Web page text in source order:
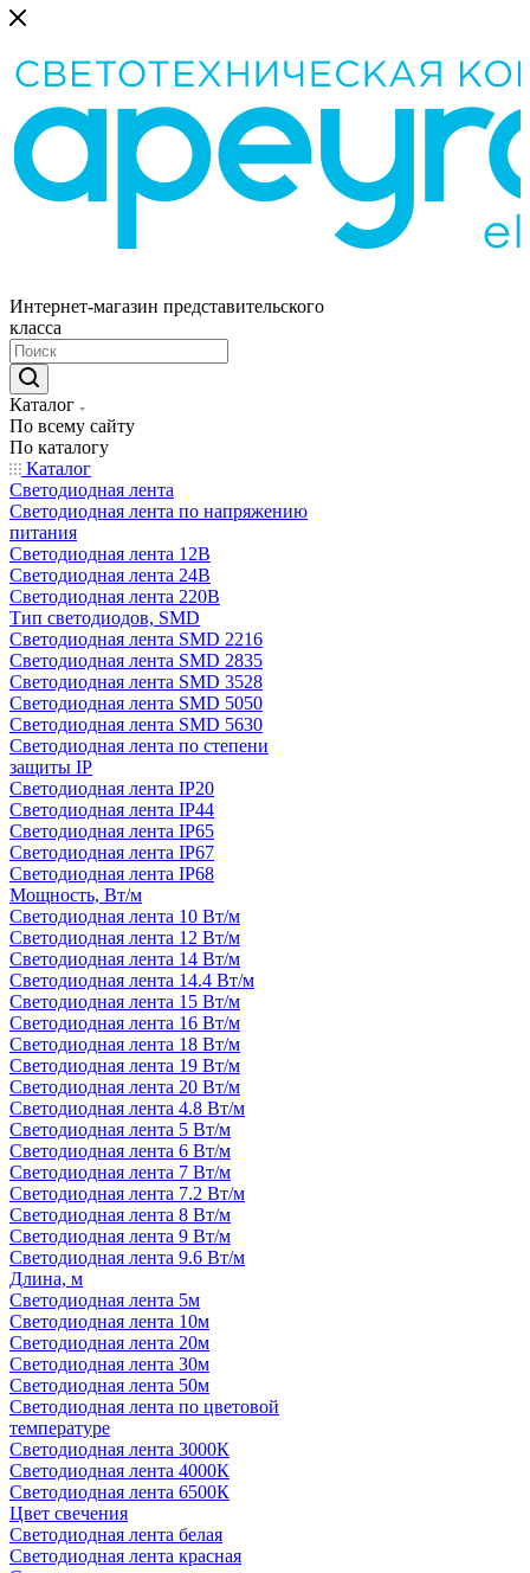
Интернет-магазин представительского
класса
Каталог
По всему сайту
По каталогу
Каталог
Светодиодная лента
Светодиодная лента по напряжению
питания
Светодиодная лента 12В
Светодиодная лента 24В
Светодиодная лента 220В
Тип светодиодов, SMD
Cветодиодная лента SMD 2216
Светодиодная лента SMD 2835
Светодиодная лента SMD 3528
Светодиодная лента SMD 5050
Светодиодная лента SMD 5630
Светодиодная лента по степени
защиты IP
Светодиодная лента IP20
Светодиодная лента IP44
Светодиодная лента IP65
Светодиодная лента IP67
Светодиодная лента IP68
Мощность, Вт/м
Светодиодная лента 10 Вт/м
Светодиодная лента 12 Вт/м
Светодиодная лента 14 Вт/м
Светодиодная лента 14.4 Вт/м
Светодиодная лента 15 Вт/м
Светодиодная лента 16 Вт/м
Светодиодная лента 18 Вт/м
Светодиодная лента 19 Вт/м
Светодиодная лента 20 Вт/м
Светодиодная лента 4.8 Вт/м
Светодиодная лента 5 Вт/м
Светодиодная лента 6 Вт/м
Светодиодная лента 7 Вт/м
Светодиодная лента 7.2 Вт/м
Светодиодная лента 8 Вт/м
Светодиодная лента 9 Вт/м
Светодиодная лента 9.6 Вт/м
Длина, м
Светодиодная лента 5м
Светодиодная лента 10м
Светодиодная лента 20м
Светодиодная лента 30м
Светодиодная лента 50м
Светодиодная лента по цветовой
температуре
Светодиодная лента 3000К
Светодиодная лента 4000К
Светодиодная лента 6500К
Цвет свечения
Светодиодная лента белая
Светодиодная лента красная